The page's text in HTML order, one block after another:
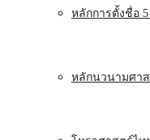
หลักการตั้งชื่อ
หลักนวนามศา